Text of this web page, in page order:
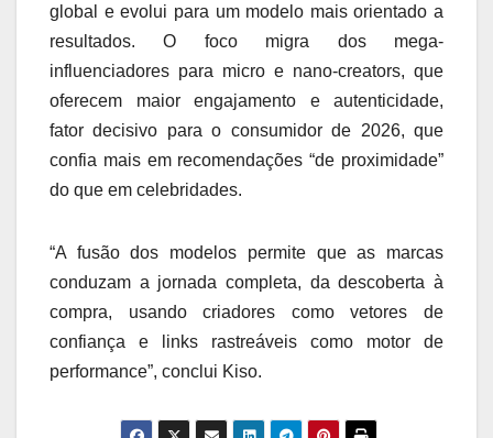
global e evolui para um modelo mais orientado a
resultados. O foco migra dos mega-
influenciadores para micro e nano-creators, que
oferecem maior engajamento e autenticidade,
fator decisivo para o consumidor de 2026, que
confia mais em recomendações “de proximidade”
do que em celebridades.
“A fusão dos modelos permite que as marcas
conduzam a jornada completa, da descoberta à
compra, usando criadores como vetores de
confiança e links rastreáveis como motor de
performance”, conclui Kiso.